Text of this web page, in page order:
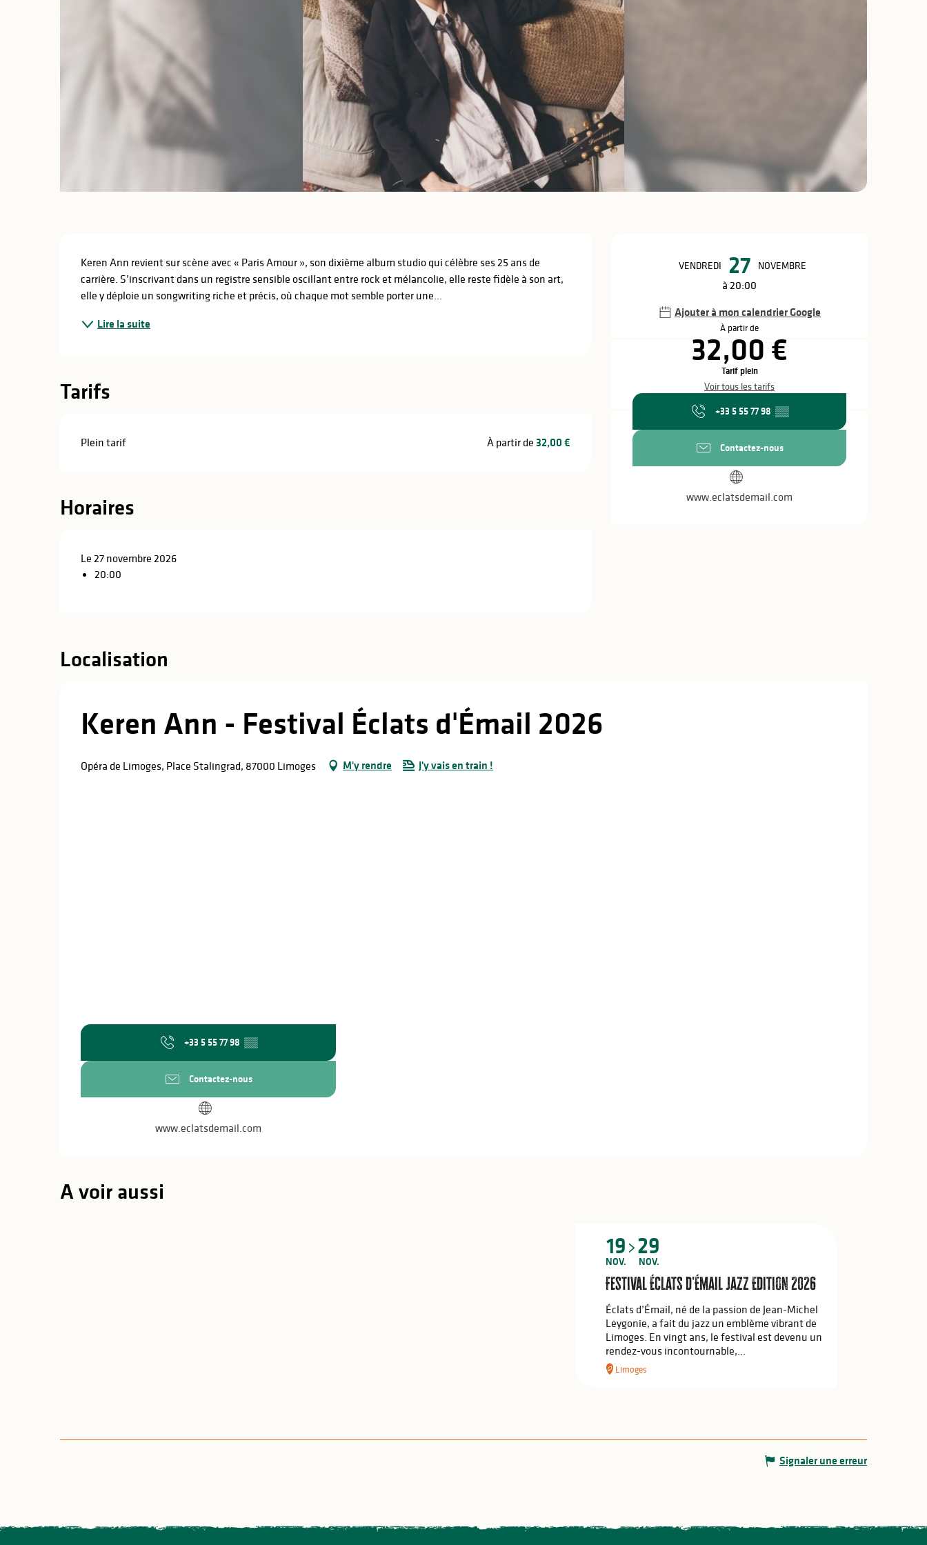
Ouverture et
VENDREDI 27 NOVEMBRE
à 20:00
Ajouter à mon calendrier Google
À partir de
32,00 €
Tarif plein
Voir tous les tarifs
+33 5 55 77 98 ▒▒
Contactez-nous
www.eclatsdemail.com
Description
Keren Ann revient sur scène avec « Paris Amour », son dixième album studio qui célèbre ses 25 ans de
carrière. S’inscrivant dans un registre sensible oscillant entre rock et mélancolie, elle reste fidèle à son art,
elle y déploie un songwriting riche et précis, où chaque mot semble porter une...
Lire la suite
Tarifs
Plein tarif À partir de32,00 €
Horaires
Le 27 novembre 2026
20:00
Localisation
Keren Ann - Festival Éclats d'Émail 2026
Opéra de Limoges, Place Stalingrad, 87000 Limoges M'y rendre J'y vais en train !
+33 5 55 77 98 ▒▒
Contactez-nous
www.eclatsdemail.com
A voir aussi
19
NOV.
29
NOV.
Festival Éclats d'Émail Jazz Edition 2026
Éclats d’Émail, né de la passion de Jean-Michel
Leygonie, a fait du jazz un emblème vibrant de
Limoges. En vingt ans, le festival est devenu un
rendez-vous incontournable,...
Limoges
Signaler une erreur